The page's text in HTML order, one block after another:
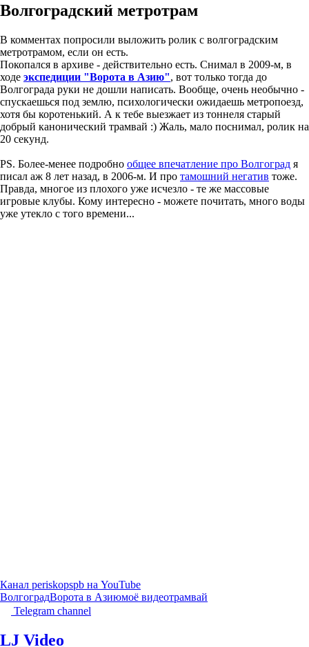
Волгоградский метротрам
В комментах попросили выложить ролик с волгоградским
метротрамом, если он есть.
Покопался в архиве - действительно есть. Снимал в 2009-м, в
ходе экспедиции "Ворота в Азию", вот только тогда до
Волгограда руки не дошли написать. Вообще, очень необычно -
спускаешься под землю, психологически ожидаешь метропоезд,
хотя бы коротенький. А к тебе выезжает из тоннеля старый
добрый канонический трамвай :) Жаль, мало поснимал, ролик на
20 секунд.
PS. Более-менее подробно общее впечатление про Волгоград я
писал аж 8 лет назад, в 2006-м. И про тамошний негатив тоже.
Правда, многое из плохого уже исчезло - те же массовые
игровые клубы. Кому интересно - можете почитать, много воды
уже утекло с того времени...
Канал periskopspb на YouTube
ВолгоградВорота в Азиюмоё видеотрамвай
Telegram channel
LJ Video